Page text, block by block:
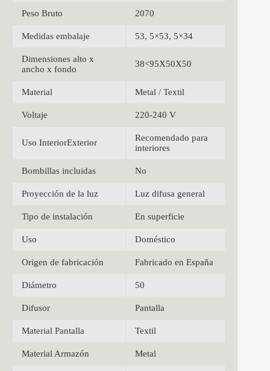
Peso Bruto 2070
Medidas embalaje 53, 5×53, 5×34
Dimensiones alto x
ancho x fondo
38<95X50X50
Material Metal / Textil
Voltaje 220-240 V
Uso InteriorExterior
Recomendado para
interiores
Bombillas incluidas No
Proyección de la luz Luz difusa general
Tipo de instalación En superficie
Uso Doméstico
Origen de fabricación Fabricado en España
Diámetro 50
Difusor Pantalla
Material Pantalla Textil
Material Armazón Metal